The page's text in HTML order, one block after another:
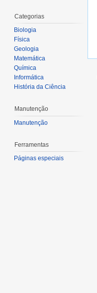
Categorias
Biologia
Física
Geologia
Matemática
Química
Informática
História da Ciência
Manutenção
Manutenção
Ferramentas
Páginas especiais